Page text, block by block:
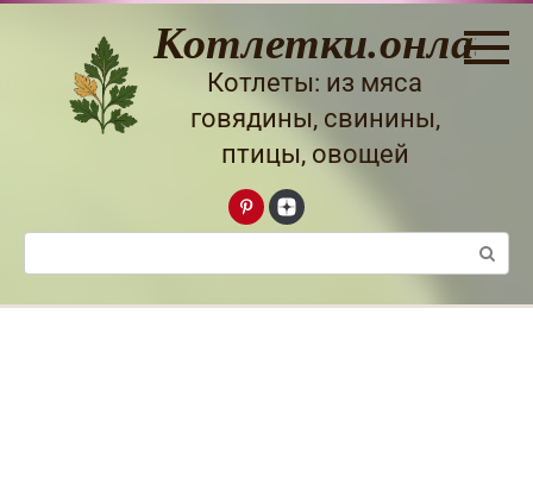
Перейти
Котлетки.онлайн
Котлеты: из мяса
говядины, свинины,
птицы, овощей
Поиск: